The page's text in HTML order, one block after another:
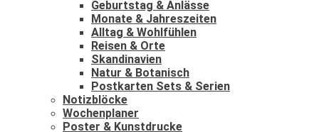
Geburtstag & Anlässe
Monate & Jahreszeiten
Alltag & Wohlfühlen
Reisen & Orte
Skandinavien
Natur & Botanisch
Postkarten Sets & Serien
Notizblöcke
Wochenplaner
Poster & Kunstdrucke